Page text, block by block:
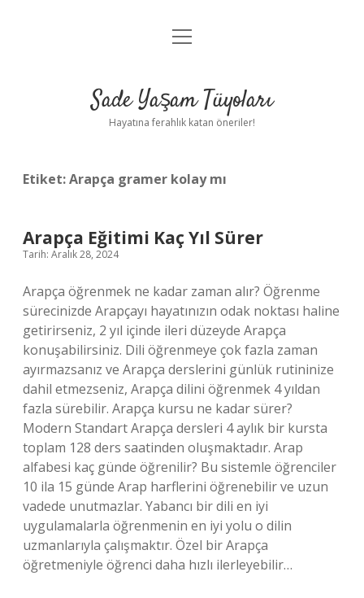
Anasayfa
Yasal Uyarı
menüyü
Sade Yaşam Tüyoları
Hayatına ferahlık katan öneriler!
Etiket:Arapça gramer kolay mı
Arapça Eğitimi Kaç Yıl Sürer
Tarih: Aralık 28, 2024
Arapça öğrenmek ne kadar zaman alır? Öğrenme
sürecinizde Arapçayı hayatınızın odak noktası haline
getirirseniz, 2 yıl içinde ileri düzeyde Arapça
konuşabilirsiniz. Dili öğrenmeye çok fazla zaman
ayırmazsanız ve Arapça derslerini günlük rutininize
dahil etmezseniz, Arapça dilini öğrenmek 4 yıldan
fazla sürebilir. Arapça kursu ne kadar sürer?
Modern Standart Arapça dersleri 4 aylık bir kursta
toplam 128 ders saatinden oluşmaktadır. Arap
alfabesi kaç günde öğrenilir? Bu sistemle öğrenciler
10 ila 15 günde Arap harflerini öğrenebilir ve uzun
vadede unutmazlar. Yabancı bir dili en iyi
uygulamalarla öğrenmenin en iyi yolu o dilin
uzmanlarıyla çalışmaktır. Özel bir Arapça
öğretmeniyle öğrenci daha hızlı ilerleyebilir…